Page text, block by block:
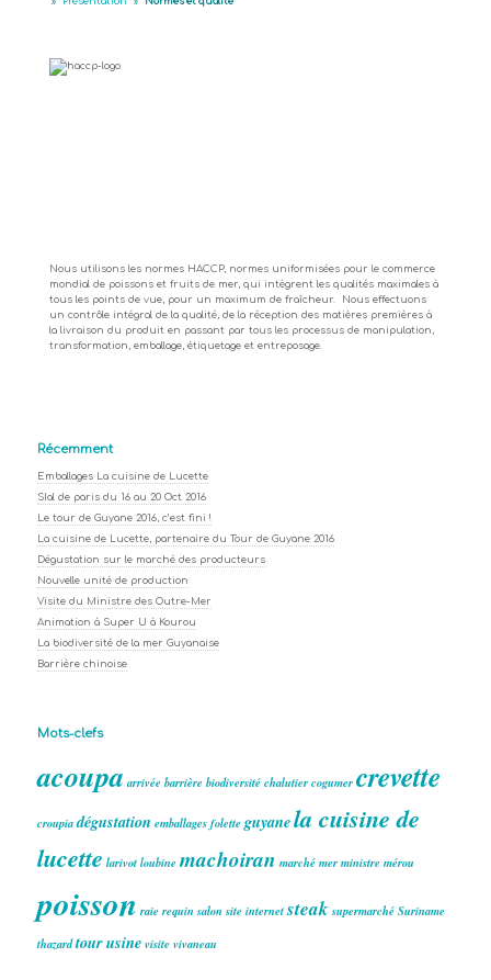
Nous utilisons les normes HACCP, normes uniformisées pour le commerce
mondial de poissons et fruits de mer, qui intègrent les qualités maximales à
tous les points de vue, pour un maximum de fraîcheur. Nous effectuons
un contrôle intégral de la qualité, de la réception des matières premières à
la livraison du produit en passant par tous les processus de manipulation,
transformation, emballage, étiquetage et entreposage.
Récemment
Emballages La cuisine de Lucette
SIal de paris du 16 au 20 Oct 2016
Le tour de Guyane 2016, c’est fini !
La cuisine de Lucette, partenaire du Tour de Guyane 2016
Dégustation sur le marché des producteurs
Nouvelle unité de production
Visite du Ministre des Outre-Mer
Animation à Super U à Kourou
La biodiversité de la mer Guyanaise
Barrière chinoise
Mots-clefs
acoupa arrivée barrière biodiversité chalutier cogumer crevette
croupia dégustation emballages folette guyanela cuisine de
lucette larivot loubine machoiran marché mer ministre mérou
poisson raie requin salon site internet steak supermarché Suriname
thazard tourusine visite vivaneau